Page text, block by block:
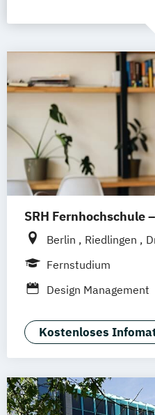
SRH Fernhochschule
Berlin Riedlingen
Hamburg
Mannheim Wertheim
Frankfurt am Main
Fernstudium
Design Management
Kommunikation und
Mediendesign UX-
Kostenloses